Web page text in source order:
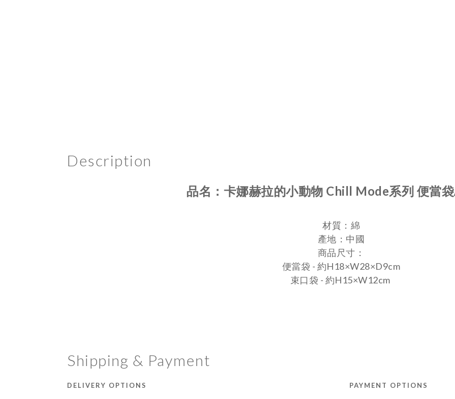
Description
品名： 卡娜赫拉的小動物 Chill Mode系列 便當
材質：綿
產地：中國
商品尺寸：
便當袋 - 約H18×W28×D9cm
束口袋 - 約H15×W12cm
Shipping & Payment
DELIVERY OPTIONS PAYMENT OPTIONS